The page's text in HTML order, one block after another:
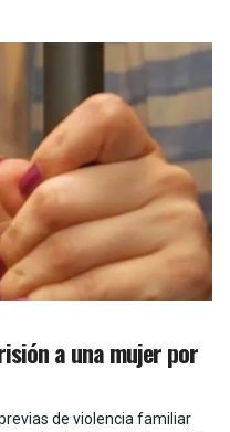
a una mujer por
de violencia familiar